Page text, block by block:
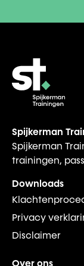
Spijkerman
Spijkerman
trainingen,
Downloads
Privacy
Disclaimer
Over ons